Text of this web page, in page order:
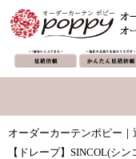
オーダーカーテンポピー
【ドレープ】SINCOL(シ